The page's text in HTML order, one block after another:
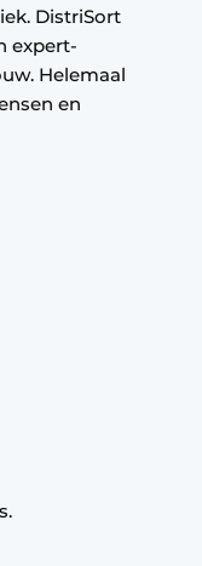
DistriSort
expert-
Helemaal
en